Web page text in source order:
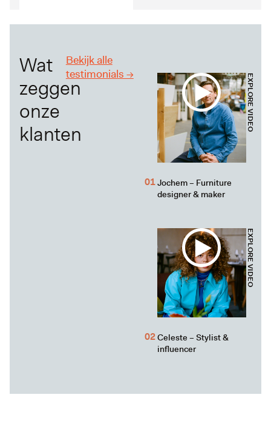
Wat
zeggen
onze
klanten
Bekijk alle
testimonials ->
EXPLORE VIDEO
Jochem – Furniture
designer & maker
EXPLORE VIDEO
Celeste – Stylist &
influencer